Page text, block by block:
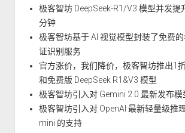
极客智坊 DeepSeek-R1/V3 模型并发提
分钟
极客智坊基于 AI 视觉模型封装了免费
证识别服务
官方涨价，我们降价，极客智坊推出1
和免费版 DeepSeek R1&V3 模型
极客智坊引入对 Gemini 2.0 最新发布模
极客智坊引入对 OpenAI 最新轻量级推
mini 的支持